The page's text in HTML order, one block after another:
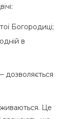
Богородиці;
в
дозволяється
Це